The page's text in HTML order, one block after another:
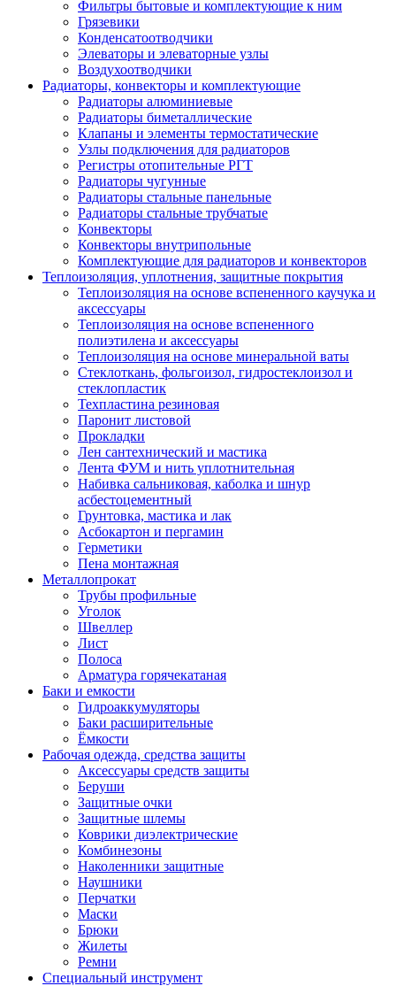
Фильтры бытовые и комплектующие к ним
Грязевики
Конденсатоотводчики
Элеваторы и элеваторные узлы
Воздухоотводчики
Радиаторы, конвекторы и комплектующие
Радиаторы алюминиевые
Радиаторы биметаллические
Клапаны и элементы термостатические
Узлы подключения для радиаторов
Регистры отопительные РГТ
Радиаторы чугунные
Радиаторы стальные панельные
Радиаторы стальные трубчатые
Конвекторы
Конвекторы внутрипольные
Комплектующие для радиаторов и конвекторов
Теплоизоляция, уплотнения, защитные покрытия
Теплоизоляция на основе вспененного каучука и
аксессуары
Теплоизоляция на основе вспененного
полиэтилена и аксессуары
Теплоизоляция на основе минеральной ваты
Стеклоткань, фольгоизол, гидростеклоизол и
стеклопластик
Техпластина резиновая
Паронит листовой
Прокладки
Лен сантехнический и мастика
Лента ФУМ и нить уплотнительная
Набивка сальниковая, каболка и шнур
асбестоцементный
Грунтовка, мастика и лак
Асбокартон и пергамин
Герметики
Пена монтажная
Металлопрокат
Трубы профильные
Уголок
Швеллер
Лист
Полоса
Арматура горячекатаная
Баки и емкости
Гидроаккумуляторы
Баки расширительные
Ёмкости
Рабочая одежда, средства защиты
Аксессуары средств защиты
Беруши
Защитные очки
Защитные шлемы
Коврики диэлектрические
Комбинезоны
Наколенники защитные
Наушники
Перчатки
Маски
Брюки
Жилеты
Ремни
Специальный инструмент